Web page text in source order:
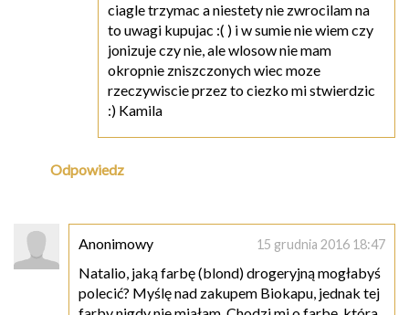
ciagle trzymac a niestety nie zwrocilam na
to uwagi kupujac :( ) i w sumie nie wiem czy
jonizuje czy nie, ale wlosow nie mam
okropnie zniszczonych wiec moze
rzeczywiscie przez to ciezko mi stwierdzic
:) Kamila
Odpowiedz
Anonimowy 15 grudnia 2016 18:47
Natalio, jaką farbę (blond) drogeryjną mogłabyś
polecić? Myślę nad zakupem Biokapu, jednak tej